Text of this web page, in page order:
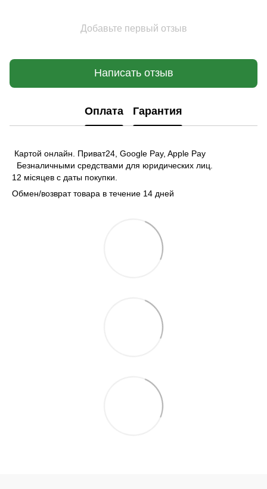
Добавьте первый отзыв
Написать отзыв
Оплата Гарантия
Картой онлайн. Приват24, Google Pay, Apple Pay
Безналичными средствами для юридических лиц.
12 місяцев с даты покупки.
Обмен/возврат товара в течение 14 дней